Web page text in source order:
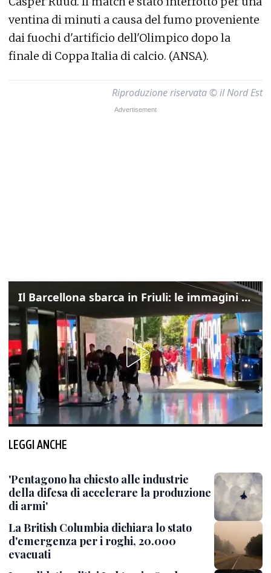
ventina di minuti a causa del fumo proveniente
dai fuochi d'artificio dell'Olimpico dopo la
finale di Coppa Italia di calcio. (ANSA).
Riproduzione riservata © il Nord Est
Il Barcellona sbarca in Friuli: le immagini dell'arrivo in albergo
LEGGI ANCHE
'Pentagono ha chiesto alle industrie
della difesa di accelerare la produzione
di armi'
La British Columbia dichiara lo stato
d'emergenza per i roghi, 20.000
evacuati